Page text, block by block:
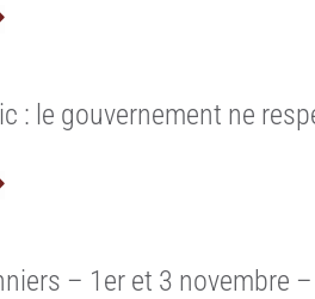
: le gouvernement ne
– 1er et 3 novembre